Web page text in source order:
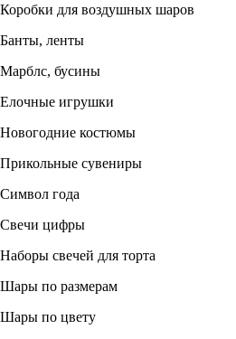
Коробки для воздушных шаров
Банты, ленты
Марблс, бусины
Елочные игрушки
Новогодние костюмы
Прикольные сувениры
Символ года
Свечи цифры
Наборы свечей для торта
Шары по размерам
Шары по цвету